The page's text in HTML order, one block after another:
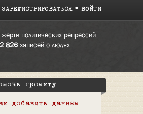
ЗАРЕГИСТРИРОВАТЬСЯ ВОЙТИ
политических репрессий
826записей о людях.
проекту
добавить данные